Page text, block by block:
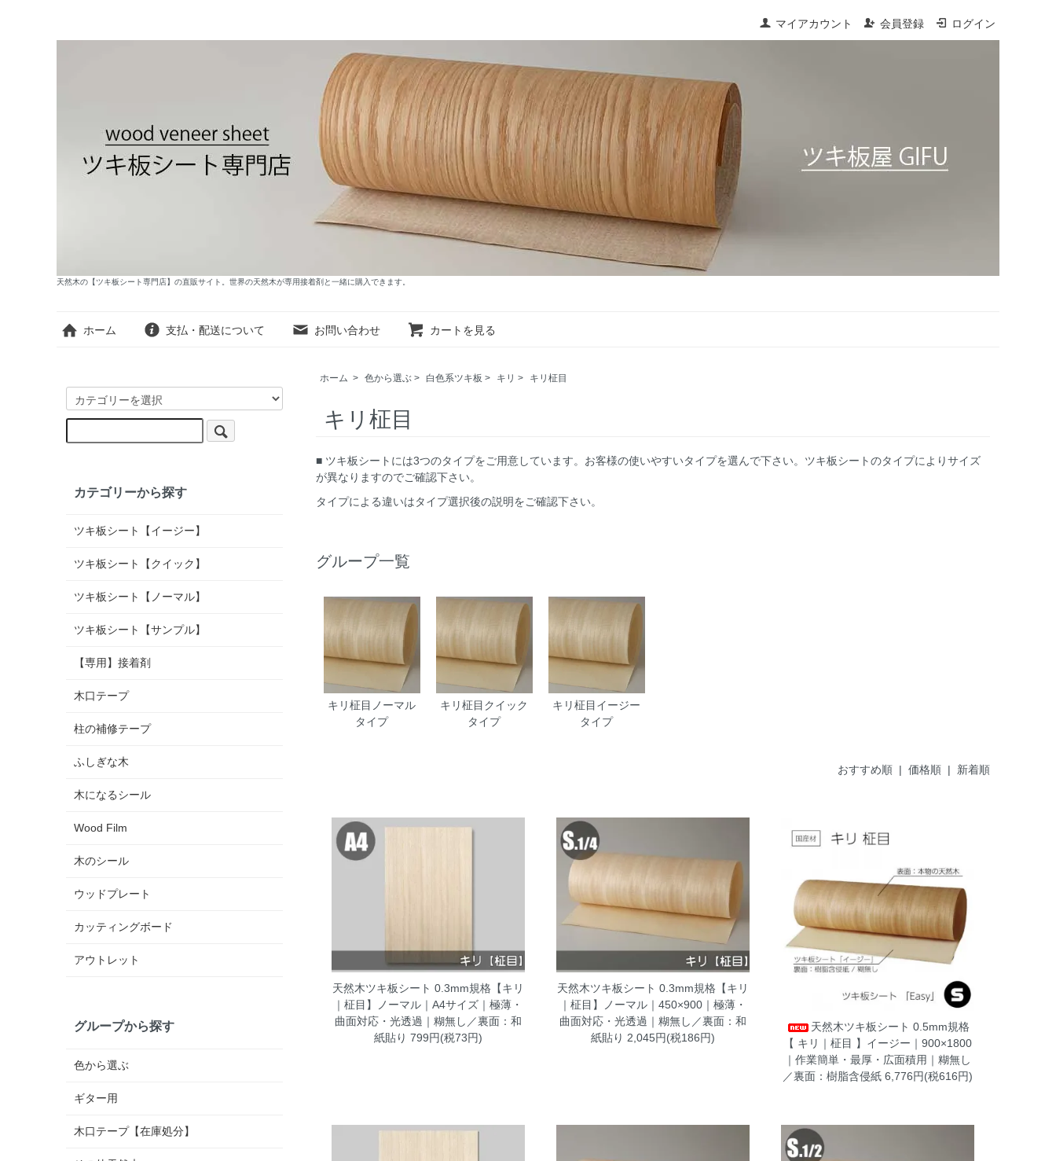
マイアカウント 会員登録 ログイン
天然木の【ツキ板シート専門店】の直販サイト。世界の天然木が専用接着剤と一緒に購入できます。
ホーム 支払・配送について お問い合わせ カートを見る
ホーム > 色から選ぶ > 白色系ツキ板 > キリ > キリ柾目
キリ柾目
■ ツキ板シートには3つのタイプをご用意しています。お客様の使いやすいタイプを選んで下さい。ツキ板シートのタイプによりサイズ
が異なりますのでご確認下さい。
タイプによる違いはタイプ選択後の説明をご確認下さい。
グループ一覧
キリ柾目ノーマル
タイプ
キリ柾目クイック
タイプ
キリ柾目イージー
タイプ
おすすめ順 | 価格順 | 新着順
天然木ツキ板シート 0.3mm規格【キリ
｜柾目】ノーマル｜A4サイズ｜極薄・
曲面対応・光透過｜糊無し／裏面：和
紙貼り 799円(税73円)
天然木ツキ板シート 0.3mm規格【キリ
｜柾目】ノーマル｜450×900｜極薄・
曲面対応・光透過｜糊無し／裏面：和
紙貼り 2,045円(税186円)
天然木ツキ板シート 0.5mm規格
【 キリ｜柾目 】イージー｜900×1800
｜作業簡単・最厚・広面積用｜糊無し
／裏面：樹脂含侵紙6,776円(税616円)
カテゴリーから探す
ツキ板シート【イージー】
ツキ板シート【クイック】
ツキ板シート【ノーマル】
ツキ板シート【サンプル】
【専用】接着剤
木口テープ
柱の補修テープ
ふしぎな木
木になるシール
Wood Film
木のシール
ウッドプレート
カッティングボード
アウトレット
グループから探す
色から選ぶ
ギター用
木口テープ【在庫処分】